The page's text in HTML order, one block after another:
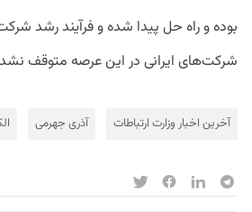
بوده و راه حل پیدا شده و فرآیند رشد
شرکت‌های ایرانی در این عرصه متوقف
آخرین اخبار وزارت ارتباطات آذری جهرمی